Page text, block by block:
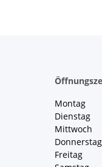
Montag
Dienstag
Mittwoch
Freitag